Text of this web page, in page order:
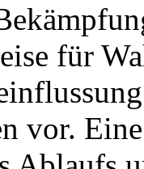
für
vor.